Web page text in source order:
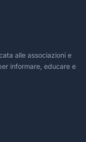
alle associazioni e
informare, educare e